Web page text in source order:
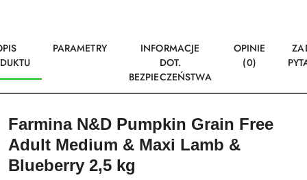
PARAMETRY
INFORMACJE
DOT.
BEZPIECZEŃSTWA
OPINIE
(0)
Farmina N&D Pumpkin Grain Free
Adult Medium & Maxi Lamb &
Blueberry 2,5 kg